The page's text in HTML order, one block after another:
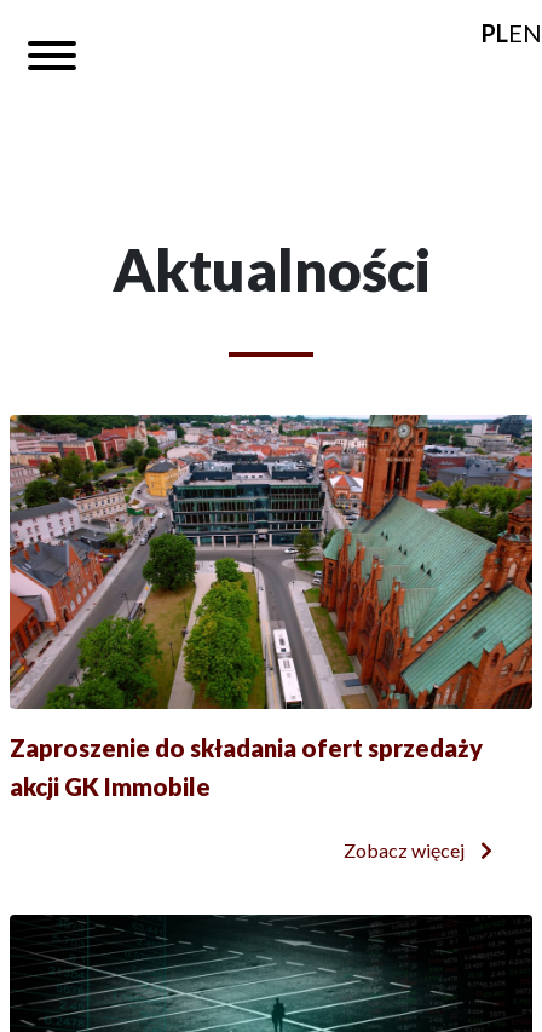
PLEN
Aktualności
Zaproszenie do składania ofert sprzedaży
akcji GK Immobile
Zobacz więcej